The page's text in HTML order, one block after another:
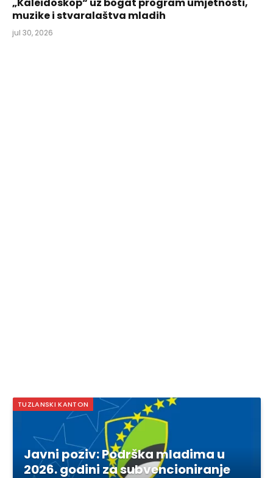
muzike i stvaralaštva mladih
jul 30, 2026
TUZLANSKI KANTON
Javni poziv: Podrška mladima u
2026. godini za subvencioniranje